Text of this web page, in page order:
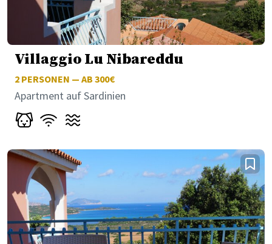
Villaggio Lu Nibareddu
2 PERSONEN — AB 300€
Apartment auf Sardinien